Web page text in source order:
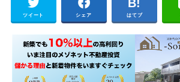
ツイート シェア はてブ